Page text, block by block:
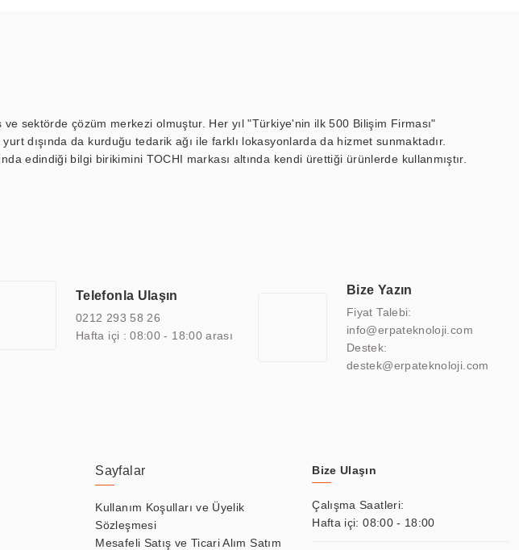
sektörde çözüm merkezi olmuştur. Her yıl "Türkiye'nin ilk 500 Bilişim Firması"
dışında da kurduğu tedarik ağı ile farklı lokasyonlarda da hizmet sunmaktadır.
edindiği bilgi birikimini TOCHI markası altında kendi ürettiği ürünlerde kullanmıştır.
olup, etik değerlere bağlı bir şekilde hareket etmektedir. Kaliteli ekipmanı, uzman kadroları,
ve sürekli gelişimine katkı sağlamaktadır.
Telefonla Ulaşın
0212 293 58 26
Hafta içi : 08:00 - 18:00 arası
Bize Yazın
Fiyat Talebi:
info@erpateknoloji.com
Destek:
destek@erpateknoloji.com
Sayfalar
Kullanım Koşulları ve Üyelik
Sözleşmesi
Mesafeli Satış ve Ticari Alım Satım
Bize Ulaşın
Çalışma Saatleri:
Hafta içi: 08:00 - 18:00